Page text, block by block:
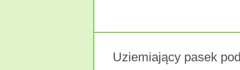
Uziemiający pasek